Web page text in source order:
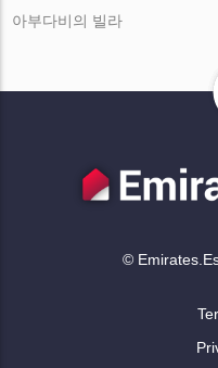
아부다비의 빌라
©